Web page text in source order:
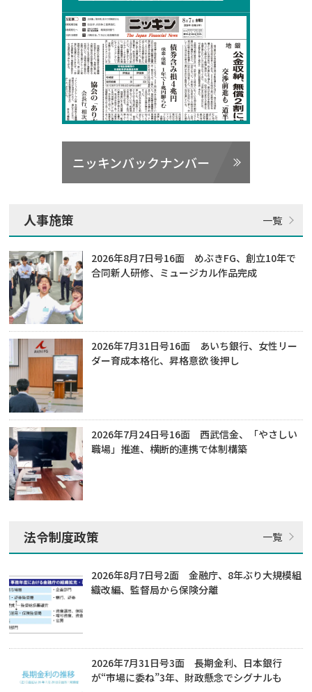
ニッキンバックナンバー
人事施策
2026年8月7日号16面 めぶきFG、創立10年で
合同新人研修、ミュージカル作品完成
2026年7月31日号16面 あいち銀行、女性リー
ダー育成本格化、昇格意欲 後押し
2026年7月24日号16面 西武信金、「やさしい
職場」推進、横断的連携で体制構築
法令制度政策
2026年8月7日号2面 金融庁、8年ぶり大規模組
織改編、監督局から保険分離
2026年7月31日号3面 長期金利、日本銀行
が“市場に委ね”3年、財政懸念でシグナルも